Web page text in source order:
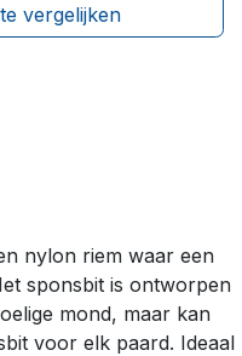
vergelijken
nylon riem waar een
sponsbit is ontworpen
mond, maar kan
voor elk paard. Ideaal